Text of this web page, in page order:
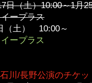
（土）10:00～1月
ープラス
（土） 10:00～
イープラス
川/長野公演のチケッ